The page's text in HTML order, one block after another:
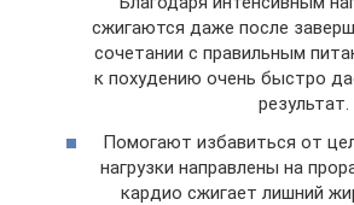
сжигаются даже после
сочетании с правильным
к похудению очень быстро
результат.
Помогают избавиться от
нагрузки направлены на
кардио сжигает лишний